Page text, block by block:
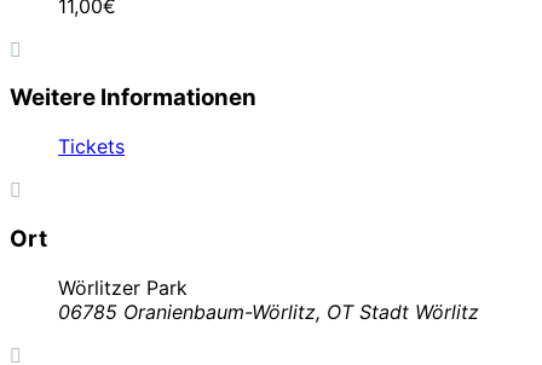
11,00€
Weitere Informationen
Tickets
Ort
Wörlitzer Park
06785 Oranienbaum-Wörlitz, OT Stadt Wörlitz